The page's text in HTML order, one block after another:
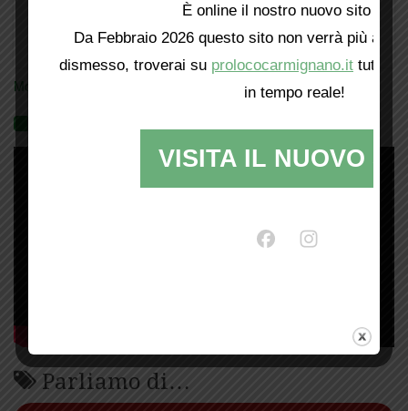
Mostra tutte le locandine
Videogallery
Parliamo di…
È online il nostro nuovo sito web!
Da Febbraio 2026 questo sito non verrà più
dismesso, troverai su prolococarmignano.it tutti i
in tempo reale!
VISITA IL NUOVO